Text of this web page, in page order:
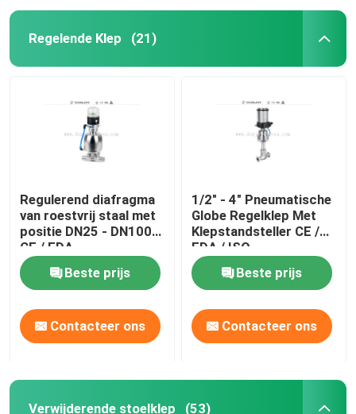
Regelende Klep (21)
Regulerend diafragma
van roestvrij staal met
positie DN25 - DN100
CE / FDA
Beste prijs
Contacteer ons
1/2" - 4" Pneumatische
Globe Regelklep Met
Klepstandsteller CE /
FDA / ISO
Beste prijs
Contacteer ons
Verwijderende stoelklep (53)